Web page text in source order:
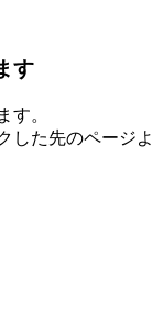
す
す。
した先のページよ